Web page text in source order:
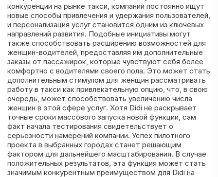
конкуренции на рынке такси, компании постоянно ищут
новые способы привлечения и удержания пользователей,
и персонализация услуг становится одним из ключевых
направлений развития. Подобные инициативы могут
также способствовать расширению возможностей для
женщин-водителей, предоставляя им дополнительные
заказы от пассажирок, которые чувствуют себя более
комфортно с водителями своего пола. Это может стать
дополнительным стимулом для женщин рассматривать
работу в такси как привлекательную опцию, что, в свою
очередь, может способствовать увеличению числа
женщин в этой сфере услуг. Хотя Didi не раскрывает
точные сроки массового запуска новой функции, сам
факт начала тестирования свидетельствует о
серьезности намерений компании. Успех пилотного
проекта в выбранных городах станет решающим
фактором для дальнейшего масштабирования. В случае
положительных результатов, эта функция может стать
значимым конкурентным преимуществом для Didi на